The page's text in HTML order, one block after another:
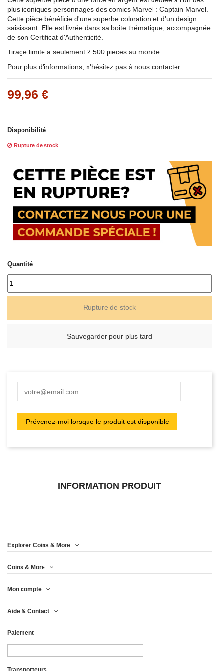
plus iconiques personnages des comics Marvel : Captain Marvel.
Cette pièce bénéficie d'une superbe coloration et d'un design
saisissant. Elle est livrée dans sa boite thématique, accompagnée
de son Certificat d'Authenticité.
Tirage limité à seulement 2.500 pièces au monde.
Pour plus d'informations, n'hésitez pas à nous contacter.
99,96 €
Disponibilité
Rupture de stock
Quantité
Rupture de stock
Sauvegarder pour plus tard
INFORMATION PRODUIT
Explorer Coins & More
Coins & More
Mon compte
Aide & Contact
Paiement
Transporteurs